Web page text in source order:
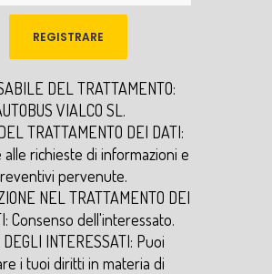
DEL TRATTAMENTO:
VIALCO SL.
TRATTAMENTO DEI DATI:
alle richieste di informazioni e
pervenute.
NEL TRATTAMENTO DEI
Consenso dell'interessato.
INTERESSATI: Puoi
i tuoi diritti in materia di